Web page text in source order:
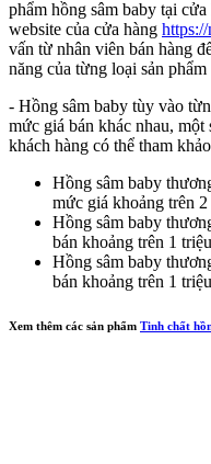
phẩm hồng sâm baby tại
website của cửa hàng
vấn từ nhân viên bán hàng
năng của từng loại sản phẩm
- Hồng sâm baby tùy vào
mức giá bán khác nhau, một
khách hàng có thể tham
Hồng sâm baby
mức giá khoảng trên
Hồng sâm baby
bán khoảng trên 1
Hồng sâm baby
bán khoảng trên 1
Xem thêm các sản phẩm Tinh chất